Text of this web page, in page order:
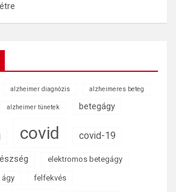
alzheimer diagnózis alzheimeres beteg
alzheimer tünetek betegágy
covid covid-19
elektromos betegágy
ágy
felfekvés